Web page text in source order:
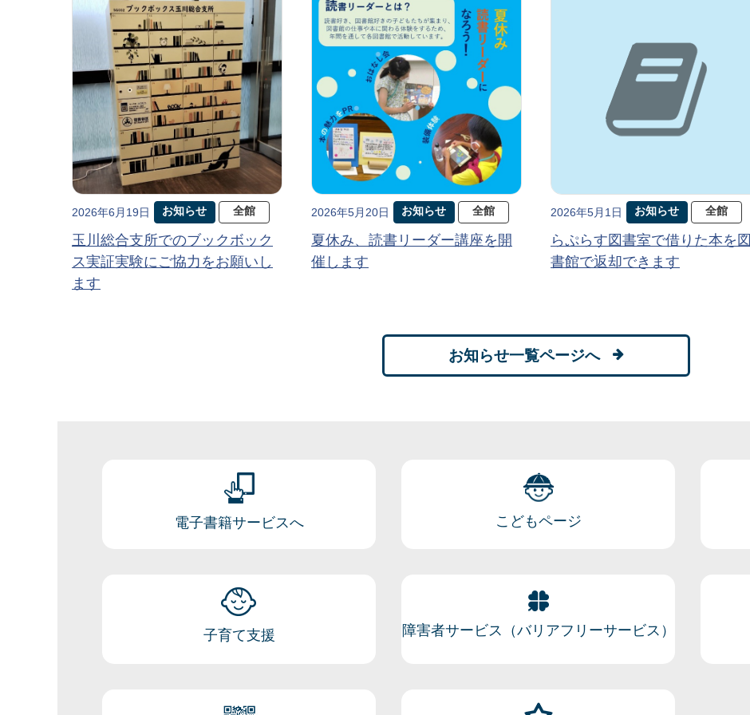
2026年6月19日 お知らせ 全館
玉川総合支所でのブックボック
ス実証実験にご協力をお願いし
ます
2026年5月20日 お知らせ 全館
夏休み、読書リーダー講座を開
催します
2026年5月1日 お知らせ 全館
らぷらす図書室で借りた本を図
書館で返却できます
お知らせ一覧ページへ
電子書籍サービスへ こどもページ
子育て支援 障害者サービス（バリアフリーサービス）